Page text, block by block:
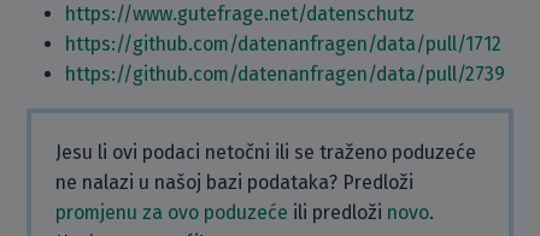
https://www.gutefrage.net/datenschutz
https://github.com/datenanfragen/data/pull/1712
https://github.com/datenanfragen/data/pull/2739
Jesu li ovi podaci netočni ili se traženo poduzeće
ne nalazi u našoj bazi podataka? Predloži
promjenu za ovo poduzeće ili predloži novo.